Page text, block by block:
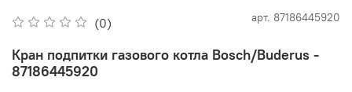
(0) арт. 87186445920
Кран подпитки газового котла Bosch/Buderus -
87186445920